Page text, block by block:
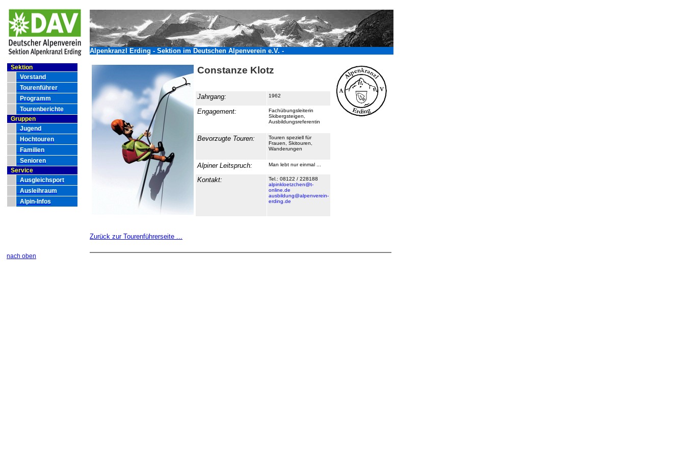
Alpenkranzl Erding - Sektion im Deutschen Alpenverein e.V. -
Sektion
Vorstand
Tourenführer
Programm
Tourenberichte
Gruppen
Jugend
Hochtouren
Familien
Senioren
Service
Ausgleichsport
Ausleihraum
Alpin-Infos
Constanze Klotz
Jahrgang: 1962
Engagement:
Fachübungsleiterin
Skibergsteigen,
Ausbildungsreferentin
Bevorzugte Touren:
Touren speziell für
Frauen, Skitouren,
Wanderungen
Alpiner Leitspruch: Man lebt nur einmal ...
Kontakt:
Tel.: 08122 / 228188
alpinkloetzchen@t-
online.de
ausbildung@alpenverein-
erding.de
Zurück zur Tourenführerseite ...
nach oben